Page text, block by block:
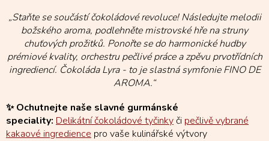
„Staňte se součástí čokoládové revoluce! Následujte melodii
božského aroma, podlehněte mistrovské hře na struny
chuťových prožitků. Ponořte se do harmonické hudby
prémiové kvality, orchestru pečlivé práce a zpěvu prvotřídních
ingrediencí. Čokoláda Lyra - to je slastná symfonie FINO DE
AROMA.“
✨ Ochutnejte naše slavné gurmánské
speciality: Delikátní čokoládové tyčinkyči pečlivě vybrané
kakaové ingredience pro vaše kulinářské výtvory